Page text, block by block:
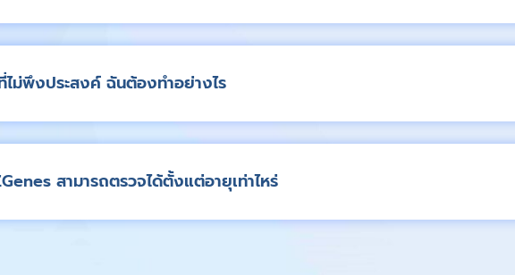
ม่พึงประสงค์ ฉันต้องทำอย่างไร
สามารถตรวจได้ตั้งแต่อายุเท่าไหร่